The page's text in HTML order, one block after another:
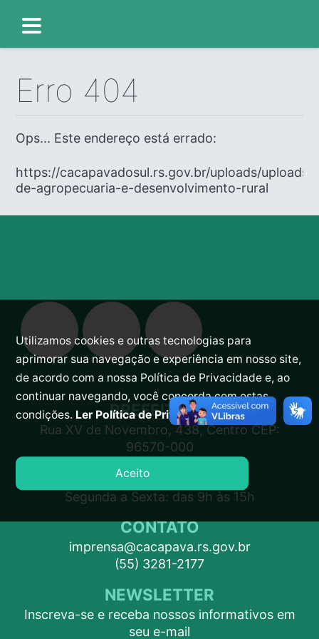
Erro 404
Ops... Este endereço está errado:
https://cacapavadosul.rs.gov.br/uploads/
de-agropecuaria-e-desenvolvimento-rural
PREFEITURA
Rua XV de Novembro, 438, Centro CEP:
96570-000
ATENDIMENTO
Segunda a Sexta: das 9h às 15h
CONTATO
imprensa@cacapava.rs.gov.br
(55) 3281-2177
NEWSLETTER
Inscreva-se e receba nossos informativos em
seu e-mail
Utilizamos cookies e outras tecnologias para
aprimorar sua navegação e experiência em nosso site,
de acordo com a nossa Política de Privacidade e, ao
continuar navegando, você concorda com estas
condições. Ler Política de Privacidade.
Aceito